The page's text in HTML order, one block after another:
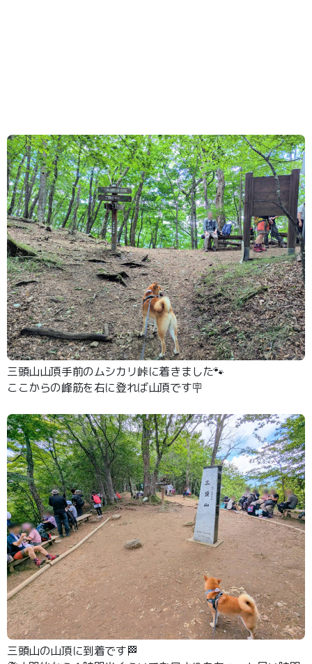
三頭山山頂手前のムシカリ峠に着きました🐾
ここからの峰筋を右に登れば山頂です🪧
三頭山の山頂に到着です🏁